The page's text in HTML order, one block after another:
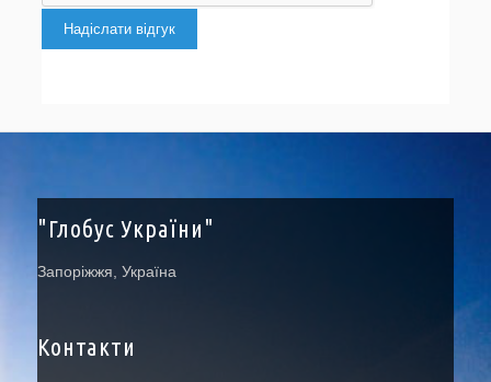
Надіслати відгук
"Глобус України"
Запоріжжя, Україна
Контакти